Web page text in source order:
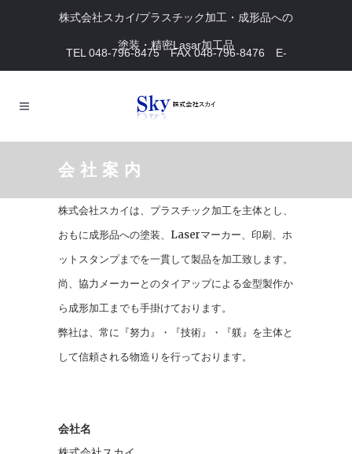
株式会社スカイ/プラスチック加工・成形品への
塗装・精密Lasar加工品
TEL 048-796-8475 FAX 048-796-8476 E-
会社案内
株式会社スカイは、プラスチック加工を主体とし、
おもに成形品への塗装、Laserマーカー、印刷、ホ
ットスタンプまでを一貫して製品を加工致します。
尚、協力メーカーとのタイアップによる金型製作か
ら成形加工までも手掛けております。
弊社は、常に『努力』・『技術』・『躾』を主体と
して信頼される物造りを行っております。
会社名